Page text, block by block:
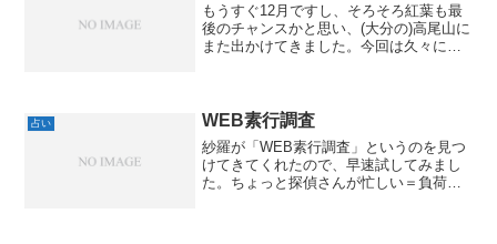
もうすぐ12月ですし、そろそろ紅葉も最
後のチャンスかと思い、(大分の)高尾山に
また出かけてきました。今回は久々に
占い WEB素行調査
紗羅が「WEB素行調査」というのを見つ
けてきてくれたので、早速試してみまし
た。ちょっと探偵さんが忙しい＝負荷が